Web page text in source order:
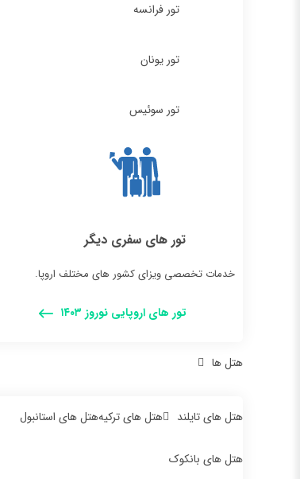
تور فرانسه
تور یونان
تور سوئیس
تور های سفری دیگر
خدمات تخصصی ویزای کشور های مختلف اروپا.
تور های اروپایی نوروز ۱۴۰۳
هتل ها
هتل های تایلند
هتل های بانکوک
هتل های ترکیههتل های استانبول